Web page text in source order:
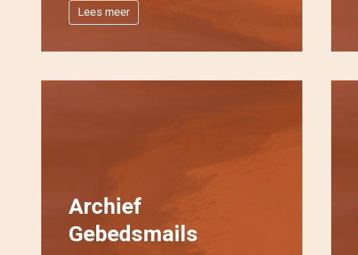
Lees meer
Archief
Gebedsmails